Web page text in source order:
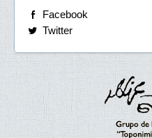
Facebook
Twitter